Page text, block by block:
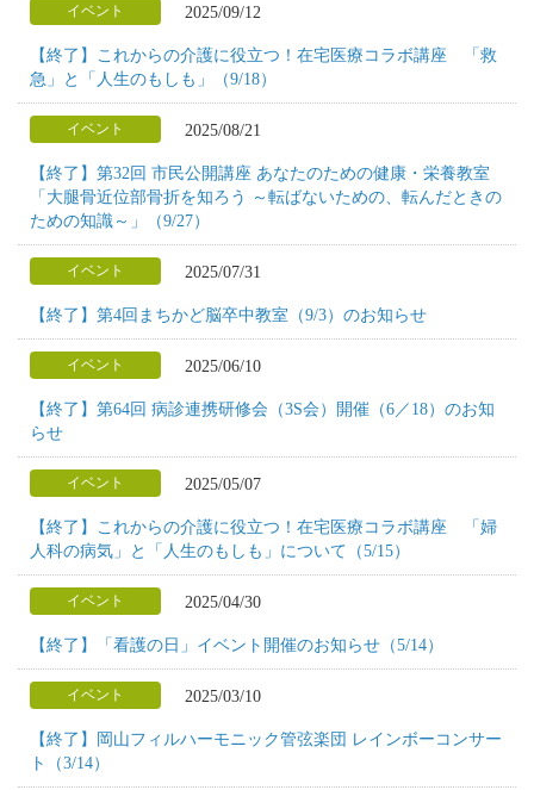
イベント 2025/09/12
【終了】これからの介護に役立つ！在宅医療コラボ講座 「救
急」と「人生のもしも」（9/18）
イベント 2025/08/21
【終了】第32回 市民公開講座 あなたのための健康・栄養教室
「大腿骨近位部骨折を知ろう ～転ばないための、転んだときの
ための知識～」（9/27）
イベント 2025/07/31
【終了】第4回まちかど脳卒中教室（9/3）のお知らせ
イベント 2025/06/10
【終了】第64回 病診連携研修会（3S会）開催（6／18）のお知
らせ
イベント 2025/05/07
【終了】これからの介護に役立つ！在宅医療コラボ講座 「婦
人科の病気」と「人生のもしも」について（5/15）
イベント 2025/04/30
【終了】「看護の日」イベント開催のお知らせ（5/14）
イベント 2025/03/10
【終了】岡山フィルハーモニック管弦楽団 レインボーコンサー
ト（3/14）